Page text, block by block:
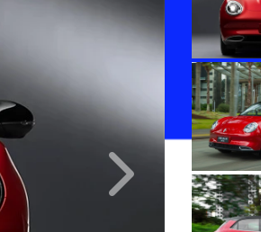
Próximo